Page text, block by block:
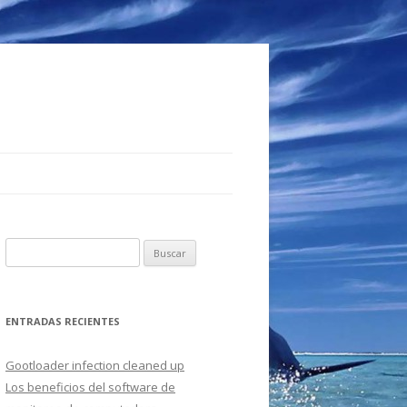
u
c
r
:
ENTRADAS RECIENTES
Gootloader infection cleaned up
Los beneficios del software de